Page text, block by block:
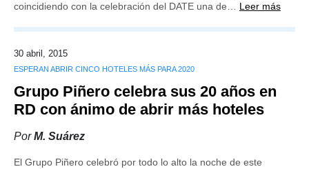
coincidiendo con la celebración del DATE una de… Leer más
30 abril, 2015
ESPERAN ABRIR CINCO HOTELES MÁS PARA 2020
Grupo Piñero celebra sus 20 años en
RD con ánimo de abrir más hoteles
PorM. Suárez
El Grupo Piñero celebró por todo lo alto la noche de este